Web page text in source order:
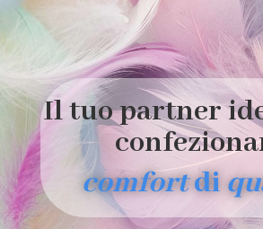
Il tuo partner
comfortdi